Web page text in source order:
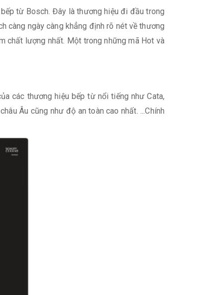
từ Bosch. Đây là thương hiệu đi đầu trong
càng ngày càng khẳng định rõ nét về thương
chất lượng nhất. Một trong những mã Hot và
các thương hiệu bếp từ nổi tiếng như Cata,
Âu cũng như độ an toàn cao nhất. ...Chính